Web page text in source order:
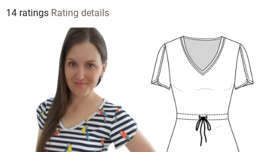
The
14 ratings Rating details